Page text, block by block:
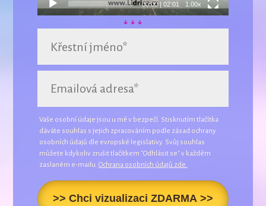
00:00|02:01 1.00x
↓ ↓ ↓
Vaše osobní údaje jsou u mě v bezpečí. Stisknutím tlačítka
dáváte souhlas s jejich zpracováním podle zásad ochrany
osobních údajů dle evropské legislativy. Svůj souhlas
můžete kdykoliv zrušit tlačítkem "Odhlásit se" v každém
zaslaném e-mailu. Ochrana osobních údajů zde.
>> Chci vizualizaci ZDARMA >>